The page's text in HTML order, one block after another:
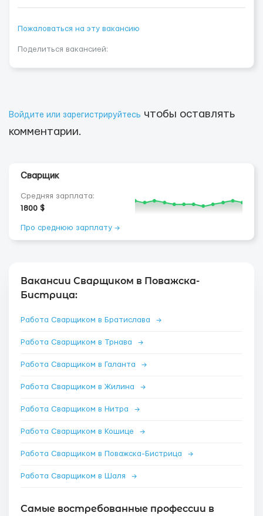
Пожаловаться на эту вакансию
Поделиться вакансией:
Войдите или зарегистрируйтесь чтобы оставлять
комментарии.
Сварщик
Средняя зарплата:
1800 $
Про среднюю зарплату →
Вакансии Сварщиком в Поважска-
Бистрица:
Работа Сварщиком в Братислава →
Работа Сварщиком в Трнава →
Работа Сварщиком в Галанта →
Работа Сварщиком в Жилина →
Работа Сварщиком в Нитра →
Работа Сварщиком в Кошице →
Работа Сварщиком в Поважска-Бистрица →
Работа Сварщиком в Шаля →
Самые востребованные профессии в